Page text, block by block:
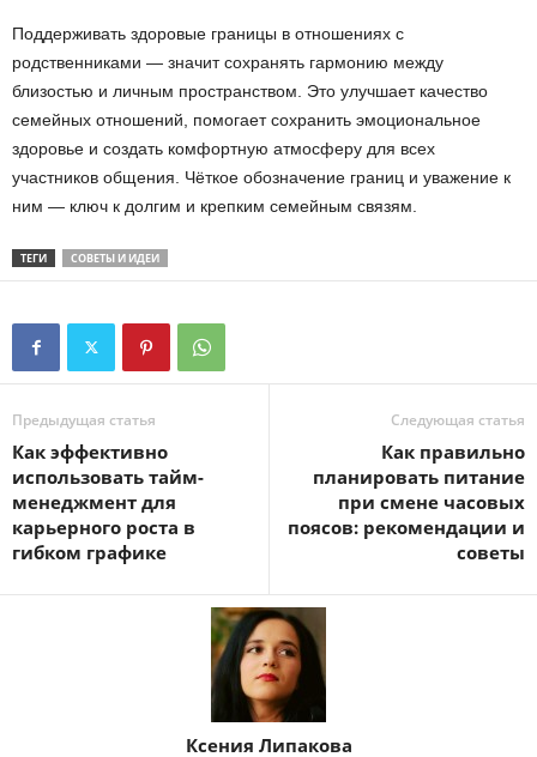
Поддерживать здоровые границы в отношениях с
родственниками — значит сохранять гармонию между
близостью и личным пространством. Это улучшает качество
семейных отношений, помогает сохранить эмоциональное
здоровье и создать комфортную атмосферу для всех
участников общения. Чёткое обозначение границ и уважение к
ним — ключ к долгим и крепким семейным связям.
ТЕГИ СОВЕТЫ И ИДЕИ
Предыдущая статья
Как эффективно
использовать тайм-
менеджмент для
карьерного роста в
гибком графике
Следующая статья
Как правильно
планировать питание
при смене часовых
поясов: рекомендации и
советы
Ксения Липакова